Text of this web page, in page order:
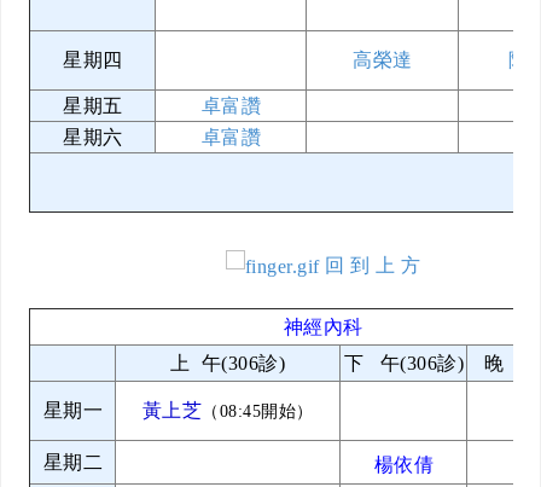
星期四 高榮達 陳
星期五
卓富讚
星期六
卓富讚
回 到 上 方
神經內科
上 午(306診)
下 午(306診) 晚 上
星期一 黃上芝 （08:45開始）
星期二 楊依倩